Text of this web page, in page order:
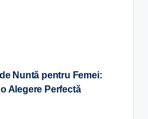
Nuntă pentru Femei:
Alegere Perfectă